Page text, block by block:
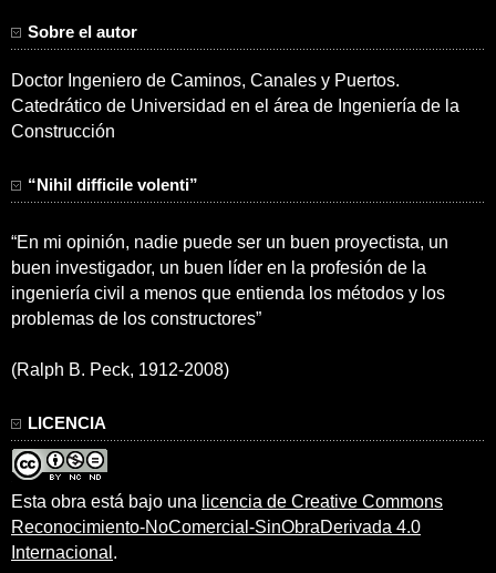
Sobre el autor
Doctor Ingeniero de Caminos, Canales y Puertos.
Catedrático de Universidad en el área de Ingeniería de la
Construcción
“Nihil difficile volenti”
“En mi opinión, nadie puede ser un buen proyectista, un
buen investigador, un buen líder en la profesión de la
ingeniería civil a menos que entienda los métodos y los
problemas de los constructores”
(Ralph B. Peck, 1912-2008)
LICENCIA
Esta obra está bajo una licencia de Creative Commons
Reconocimiento-NoComercial-SinObraDerivada 4.0
Internacional .